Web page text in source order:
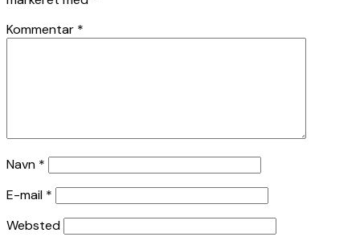
Kommentar *
Navn *
E-mail *
Websted